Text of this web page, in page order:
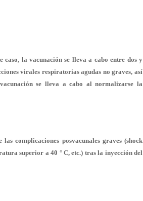
caso, la vacunación se lleva a cabo entre dos y
virales respiratorias agudas no graves, así
se lleva a cabo al normalizarse la
complicaciones posvacunales graves (shock
superior a 40 ° C, etc.) tras la inyección del